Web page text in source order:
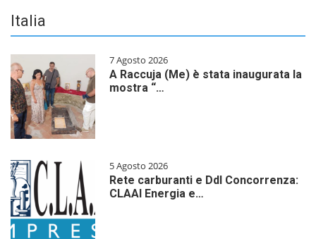
Italia
7 Agosto 2026
A Raccuja (Me) è stata inaugurata la
mostra “…
5 Agosto 2026
Rete carburanti e Ddl Concorrenza:
CLAAI Energia e…